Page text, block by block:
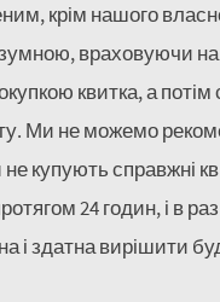
крім нашого
враховуючи
квитка, а
Ми не можемо
купують справжні
24 годин, і в
і здатна вирішити